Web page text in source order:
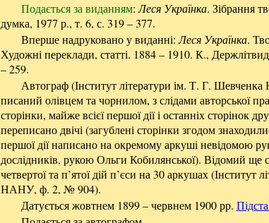
Подається за виданням:Леся Українка. Зібрання
думка, 1977 р., т. 6, с. 319 – 377.
Вперше надруковано у виданні:Леся Українка.
Художні переклади, статті. 1884 – 1910. К.,
– 259.
Автограф (Інститут літератури ім. Т. Г.
писаний олівцем та чорнилом, з слідами авторської
сторінки, майже всієї першої дії і останніх сторінок
переписано двічі (загублені сторінки згодом
першої дії написано на окремому аркуші невідомою
дослідників, рукою Ольги Кобилянської). Відомий
четвертої та п’ятої дій п’єси на 30 аркушах (Інститут
НАНУ, ф. 2, № 904).
Датується жовтнем 1899 – червнем 1900 рр.